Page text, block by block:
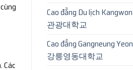
Cao đẳng Du lịch
관광대학교
Cao đẳng Gangneung
강릉영동대학교